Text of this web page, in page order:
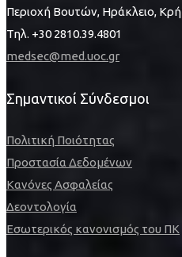
Περιοχή Βουτών, Ηράκλειο,
Τηλ. +30 2810.39.4801
medsec@med.uoc.gr
Σημαντικοί Σύνδεσμοι
Πολιτική Ποιότητας
Προστασία Δεδομένων
Κανόνες Ασφαλείας
Δεοντολογία
Εσωτερικός κανονισμός του ΠΚ